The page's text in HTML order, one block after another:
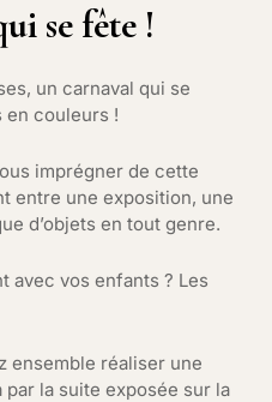
se fête !
un carnaval qui se
en couleurs !
imprégner de cette
entre une exposition, une
d’objets en tout genre.
avec vos enfants ? Les
ensemble réaliser une
la suite exposée sur la